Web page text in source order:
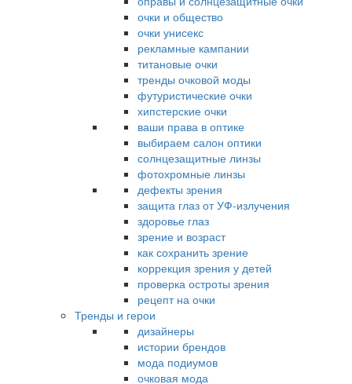
очки и общество
очки унисекс
рекламные кампании
титановые очки
тренды очковой моды
футуристические очки
хипстерские очки
ваши права в оптике
выбираем салон оптики
солнцезащитные линзы
фотохромные линзы
дефекты зрения
защита глаз от УФ-излучения
здоровье глаз
зрение и возраст
как сохранить зрение
коррекция зрения у детей
проверка остроты зрения
рецепт на очки
Тренды и герои
дизайнеры
истории брендов
мода подиумов
очковая мода